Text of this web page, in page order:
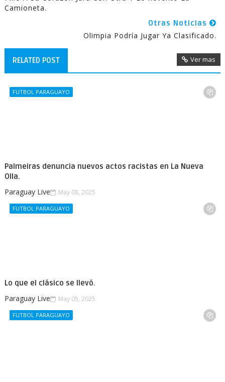
Camioneta.
Otras Noticias
Olimpia Podría Jugar Ya Clasificado.
RELATED POST Ver mas
FUTBOL PARAGUAYO
Palmeiras denuncia nuevos actos racistas en La Nueva
Olla.
Paraguay Live May 08, 2025
FUTBOL PARAGUAYO
Lo que el clásico se llevó.
Paraguay Live May 05, 2025
FUTBOL PARAGUAYO